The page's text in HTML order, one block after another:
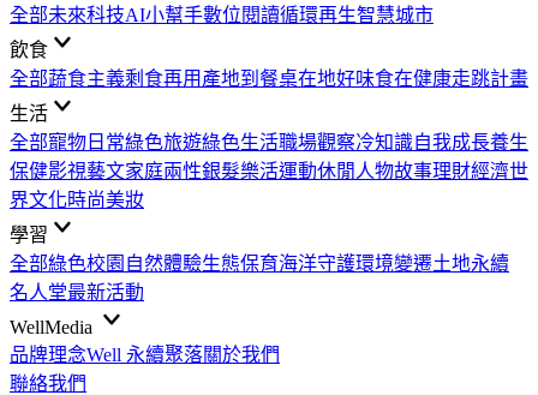
全部未來科技AI小幫手數位閱讀循環再生智慧城市
飲食
全部蔬食主義剩食再用 產地到餐桌在地好味食在健康走跳計畫
生活
全部寵物日常綠色旅遊綠色生活職場觀察冷知識自我成長養生
保健影視藝文家庭兩性銀髮樂活運動休閒 人物故事理財經濟世
界文化時尚美妝
學習
全部綠色校園 自然體驗生態保育海洋守護環境變遷土地永續
名人堂最新活動
WellMedia
品牌理念Well 永續聚落關於我們
聯絡我們